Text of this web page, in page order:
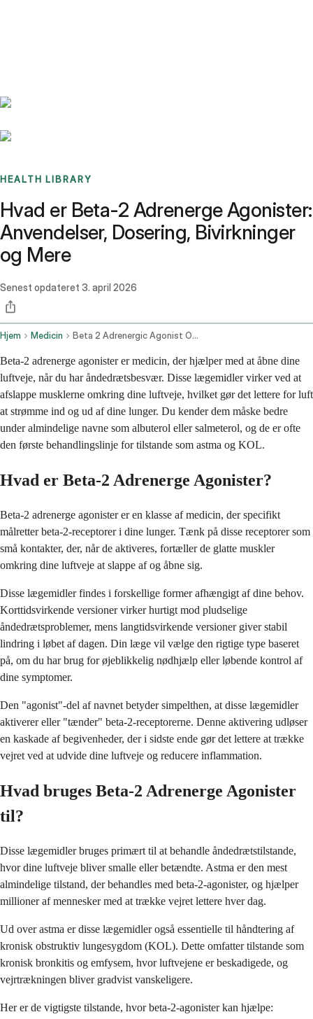
HEALTH LIBRARY
Hvad er Beta-2 Adrenerge Agonister:
Anvendelser, Dosering, Bivirkninger
og Mere
Senest opdateret 3. april 2026
Hjem Medicin Beta 2 Adrenergic Agonist Oral Route Injection Route
Beta-2 adrenerge agonister er medicin, der hjælper med at åbne dine
luftveje, når du har åndedrætsbesvær. Disse lægemidler virker ved at
afslappe musklerne omkring dine luftveje, hvilket gør det lettere for luft
at strømme ind og ud af dine lunger. Du kender dem måske bedre
under almindelige navne som albuterol eller salmeterol, og de er ofte
den første behandlingslinje for tilstande som astma og KOL.
Hvad er Beta-2 Adrenerge Agonister?
Beta-2 adrenerge agonister er en klasse af medicin, der specifikt
målretter beta-2-receptorer i dine lunger. Tænk på disse receptorer som
små kontakter, der, når de aktiveres, fortæller de glatte muskler
omkring dine luftveje at slappe af og åbne sig.
Disse lægemidler findes i forskellige former afhængigt af dine behov.
Korttidsvirkende versioner virker hurtigt mod pludselige
åndedrætsproblemer, mens langtidsvirkende versioner giver stabil
lindring i løbet af dagen. Din læge vil vælge den rigtige type baseret
på, om du har brug for øjeblikkelig nødhjælp eller løbende kontrol af
dine symptomer.
Den "agonist"-del af navnet betyder simpelthen, at disse lægemidler
aktiverer eller "tænder" beta-2-receptorerne. Denne aktivering udløser
en kaskade af begivenheder, der i sidste ende gør det lettere at trække
vejret ved at udvide dine luftveje og reducere inflammation.
Hvad bruges Beta-2 Adrenerge Agonister
til?
Disse lægemidler bruges primært til at behandle åndedrætstilstande,
hvor dine luftveje bliver smalle eller betændte. Astma er den mest
almindelige tilstand, der behandles med beta-2-agonister, og hjælper
millioner af mennesker med at trække vejret lettere hver dag.
Ud over astma er disse lægemidler også essentielle til håndtering af
kronisk obstruktiv lungesygdom (KOL). Dette omfatter tilstande som
kronisk bronkitis og emfysem, hvor luftvejene er beskadigede, og
vejrtrækningen bliver gradvist vanskeligere.
Her er de vigtigste tilstande, hvor beta-2-agonister kan hjælpe: